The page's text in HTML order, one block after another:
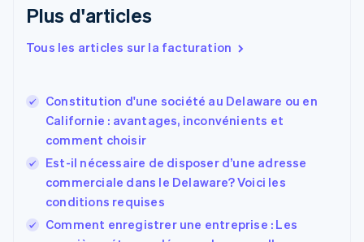
Plus d'articles
Tous les articles sur la facturation
Constitution d'une société au Delaware ou en
Californie : avantages, inconvénients et
comment choisir
Est-il nécessaire de disposer d’une adresse
commerciale dans le Delaware? Voici les
conditions requises
Comment enregistrer une entreprise : Les
English
Émirats arabes unis
Estonie
États-Unis
EnglishEspañol简体中文
Finlande
Svenska
FrançaisEnglish
Gibraltar